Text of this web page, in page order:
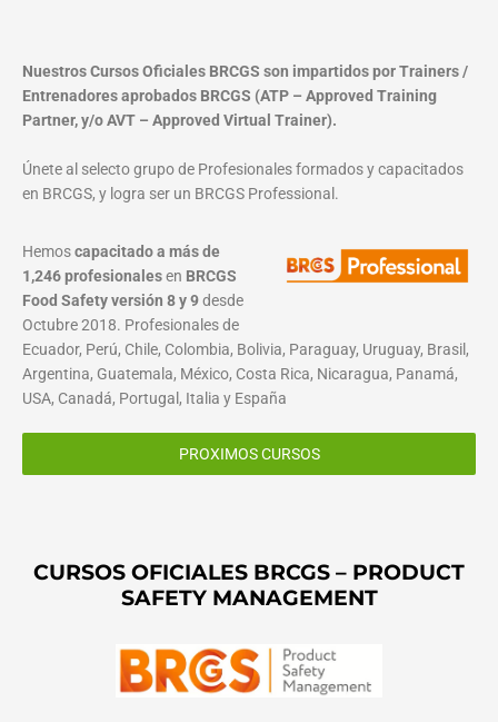
Nuestros Cursos Oficiales BRCGS son impartidos por Trainers /
Entrenadores aprobados BRCGS (ATP – Approved Training
Partner, y/o AVT – Approved Virtual Trainer).
Únete al selecto grupo de Profesionales formados y capacitados
en BRCGS, y logra ser un BRCGS Professional.
Hemoscapacitado a más de
1,246 profesionalesen BRCGS
Food Safety versión 8 y 9desde
Octubre 2018. Profesionales de
Ecuador, Perú, Chile, Colombia, Bolivia, Paraguay, Uruguay, Brasil,
Argentina, Guatemala, México, Costa Rica, Nicaragua, Panamá,
USA, Canadá, Portugal, Italia y España
PROXIMOS CURSOS
CURSOS OFICIALES BRCGS – PRODUCT
SAFETY MANAGEMENT